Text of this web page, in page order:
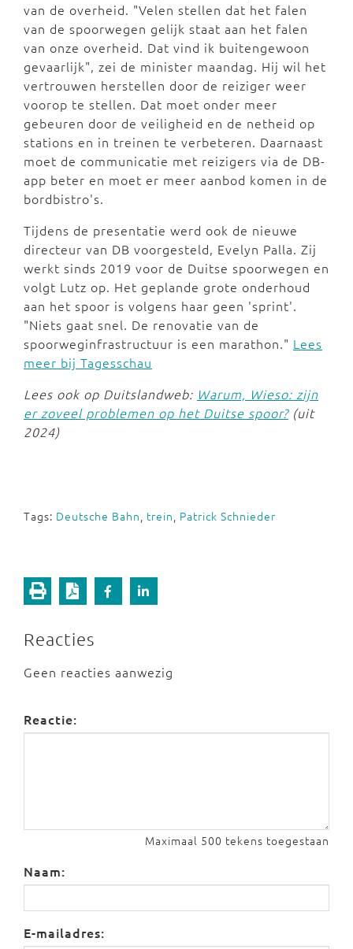
van de overheid. "Velen stellen dat het falen
van de spoorwegen gelijk staat aan het falen
van onze overheid. Dat vind ik buitengewoon
gevaarlijk", zei de minister maandag. Hij wil het
vertrouwen herstellen door de reiziger weer
voorop te stellen. Dat moet onder meer
gebeuren door de veiligheid en de netheid op
stations en in treinen te verbeteren. Daarnaast
moet de communicatie met reizigers via de DB-
app beter en moet er meer aanbod komen in de
bordbistro's.
Tijdens de presentatie werd ook de nieuwe
directeur van DB voorgesteld, Evelyn Palla. Zij
werkt sinds 2019 voor de Duitse spoorwegen en
volgt Lutz op. Het geplande grote onderhoud
aan het spoor is volgens haar geen 'sprint'.
"Niets gaat snel. De renovatie van de
spoorweginfrastructuur is een marathon." Lees
meer bij Tagesschau
Lees ook op Duitslandweb: Warum, Wieso: zijn
er zoveel problemen op het Duitse spoor?(uit
2024)
Tags: Deutsche Bahn, trein, Patrick Schnieder
Reacties
Geen reacties aanwezig
Reactie:
Maximaal 500 tekens toegestaan
Naam:
E-mailadres: